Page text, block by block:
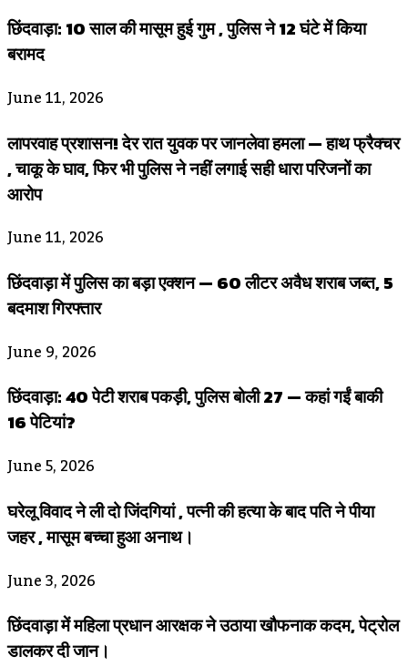
छिंदवाड़ा: 10 साल की मासूम हुई गुम , पुलिस ने 12 घंटे में किया
बरामद
June 11, 2026
लापरवाह प्रशासन! देर रात युवक पर जानलेवा हमला — हाथ फ्रैक्चर
, चाकू के घाव, फिर भी पुलिस ने नहीं लगाई सही धारा परिजनों का
आरोप
June 11, 2026
छिंदवाड़ा में पुलिस का बड़ा एक्शन — 60 लीटर अवैध शराब जब्त, 5
बदमाश गिरफ्तार
June 9, 2026
छिंदवाड़ा: 40 पेटी शराब पकड़ी, पुलिस बोली 27 — कहां गईं बाकी
16 पेटियां?
June 5, 2026
घरेलू विवाद ने ली दो जिंदगियां , पत्नी की हत्या के बाद पति ने पीया
जहर , मासूम बच्चा हुआ अनाथ।
June 3, 2026
छिंदवाड़ा में महिला प्रधान आरक्षक ने उठाया खौफनाक कदम, पेट्रोल
डालकर दी जान।